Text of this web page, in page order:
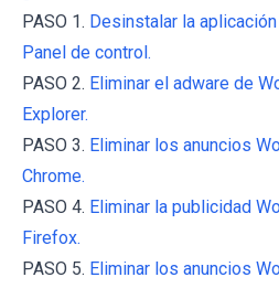
PASO 1. Desinstalar la
Panel de control.
PASO 2. Eliminar el adware de
Explorer.
PASO 3. Eliminar los anuncios
Chrome.
PASO 4. Eliminar la publicidad
Firefox.
PASO 5. Eliminar los anuncios